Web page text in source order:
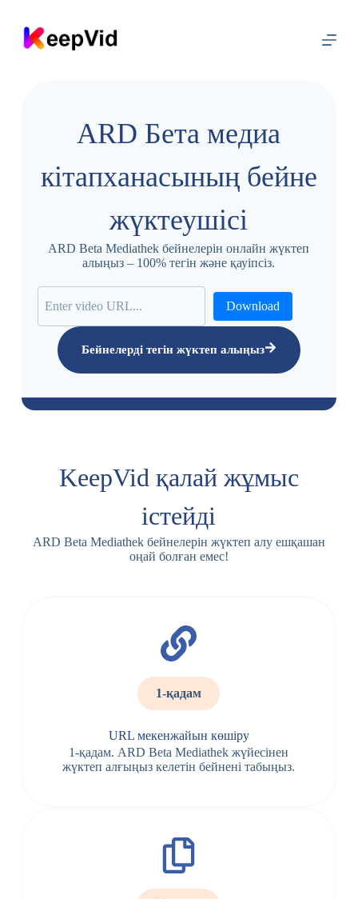
ARD Бета медиа
кітапханасының бейне
жүктеушісі
ARD Beta Mediathek бейнелерін онлайн жүктеп
алыңыз – 100% тегін және қауіпсіз.
Download
Бейнелерді тегін жүктеп алыңыз
KeepVid қалай жұмыс
істейді
ARD Beta Mediathek бейнелерін жүктеп алу ешқашан
оңай болған емес!
1-қадам
URL мекенжайын көшіру
1-қадам. ARD Beta Mediathek жүйесінен
жүктеп алғыңыз келетін бейнені табыңыз.